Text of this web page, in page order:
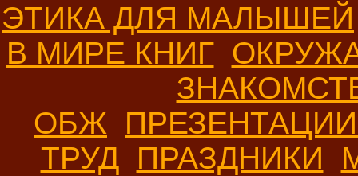
ЭТИКА ДЛЯ МАЛЫШЕЙ
В МИРЕ КНИГ
ОБЖ
ТРУД ПРАЗДНИКИ